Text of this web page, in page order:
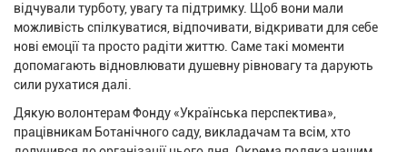
відчували турботу, увагу та підтримку. Щоб вони мали
можливість спілкуватися, відпочивати, відкривати для себе
нові емоції та просто радіти життю. Саме такі моменти
допомагають відновлювати душевну рівновагу та дарують
сили рухатися далі.
Дякую волонтерам Фонду «Українська перспектива»,
працівникам Ботанічного саду, викладачам та всім, хто